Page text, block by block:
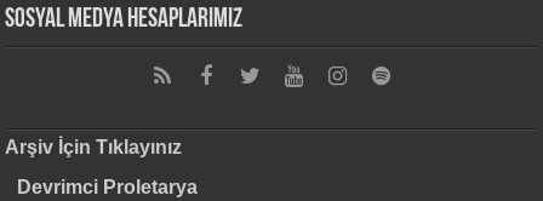
Sosyal Medya Hesaplarımız
Arşiv İçin Tıklayınız
Devrimci Proletarya